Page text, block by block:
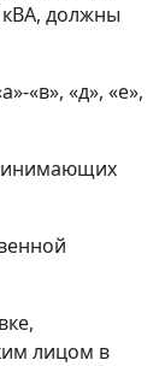
должны
«в», «д», «е»,
лицом в